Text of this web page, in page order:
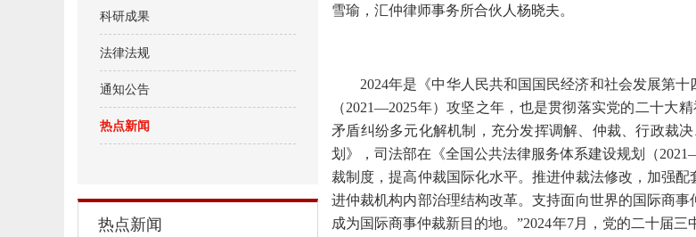
科研成果
法律法规
通知公告
热点新闻
热点新闻
雪瑜，汇仲律师事务所合伙人杨晓夫。
2024年是《中华人民共和国国民经济和社会发展第
（2021—2025年）攻坚之年，也是贯彻落实党的二十大
矛盾纠纷多元化解机制，充分发挥调解、仲裁、行政裁
划》，司法部在《全国公共法律服务体系建设规划（
裁制度，提高仲裁国际化水平。推进仲裁法修改，加强
进仲裁机构内部治理结构改革。支持面向世界的国际商
成为国际商事仲裁新目的地。”2024年7月，党的二十届